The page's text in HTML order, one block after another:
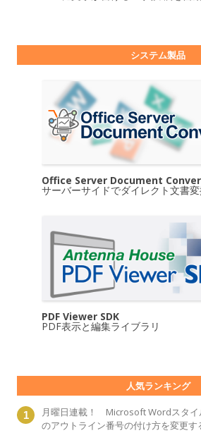
システム製品
Office Server Document
サーバーサイドでダイレクト文書変
PDF Viewer SDK
PDF表示と編集ライブラリ
人気ランキング
月曜日連載！ Microsoft Wordスタ
のアウトライン番号の付け方を変更